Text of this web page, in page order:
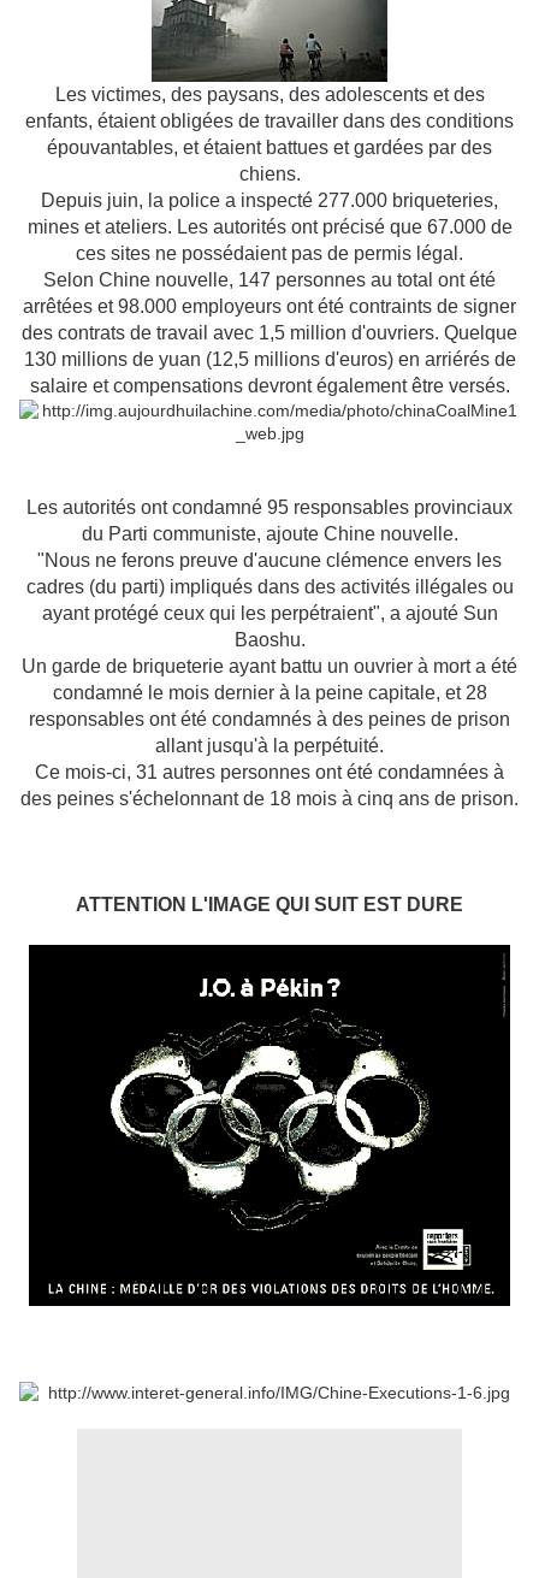
Les victimes, des paysans, des adolescents et des
enfants, étaient obligées de travailler dans des conditions
épouvantables, et étaient battues et gardées par des
chiens.
Depuis juin, la police a inspecté 277.000 briqueteries,
mines et ateliers. Les autorités ont précisé que 67.000 de
ces sites ne possédaient pas de permis légal.
Selon Chine nouvelle, 147 personnes au total ont été
arrêtées et 98.000 employeurs ont été contraints de signer
des contrats de travail avec 1,5 million d'ouvriers. Quelque
130 millions de yuan (12,5 millions d'euros) en arriérés de
salaire et compensations devront également être versés.
Les autorités ont condamné 95 responsables provinciaux
du Parti communiste, ajoute Chine nouvelle.
"Nous ne ferons preuve d'aucune clémence envers les
cadres (du parti) impliqués dans des activités illégales ou
ayant protégé ceux qui les perpétraient", a ajouté Sun
Baoshu.
Un garde de briqueterie ayant battu un ouvrier à mort a été
condamné le mois dernier à la peine capitale, et 28
responsables ont été condamnés à des peines de prison
allant jusqu'à la perpétuité.
Ce mois-ci, 31 autres personnes ont été condamnées à
des peines s'échelonnant de 18 mois à cinq ans de prison.
ATTENTION L'IMAGE QUI SUIT EST DURE